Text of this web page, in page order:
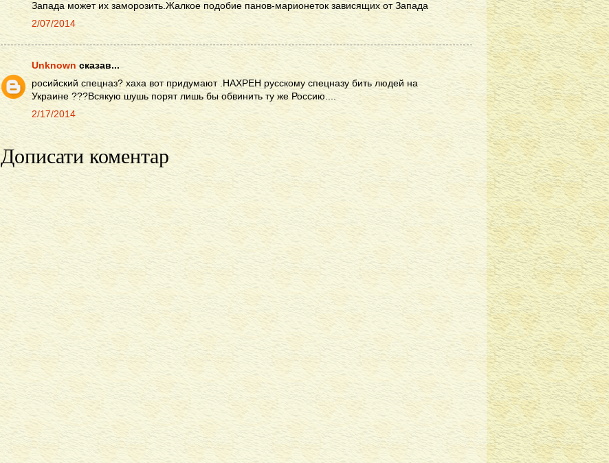
Запада может их заморозить.Жалкое подобие панов-марионеток зависящих от Запада
2/07/2014
Unknown сказав...
росийский спецназ? хаха вот придумают .НАХРЕН русскому спецназу бить людей на
Украине ???Всякую шушь порят лишь бы обвинить ту же Россию....
2/17/2014
Дописати коментар